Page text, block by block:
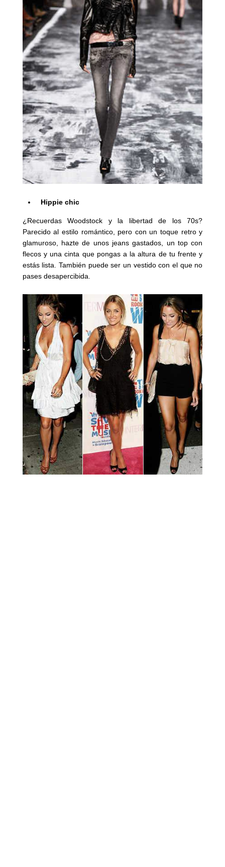
Hippie chic
¿Recuerdas Woodstock y la libertad de los 70s?
Parecido al estilo romántico, pero con un toque retro y
glamuroso, hazte de unos jeans gastados, un top con
flecos y una cinta que pongas a la altura de tu frente y
estás lista. También puede ser un vestido con el que no
pases desapercibida.